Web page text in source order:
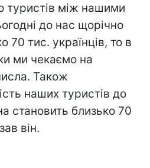
туристів між нашими
до нас щорічно
70 тис. українців, то в
ми чекаємо на
Також
наших туристів до
становить близько 70
він.